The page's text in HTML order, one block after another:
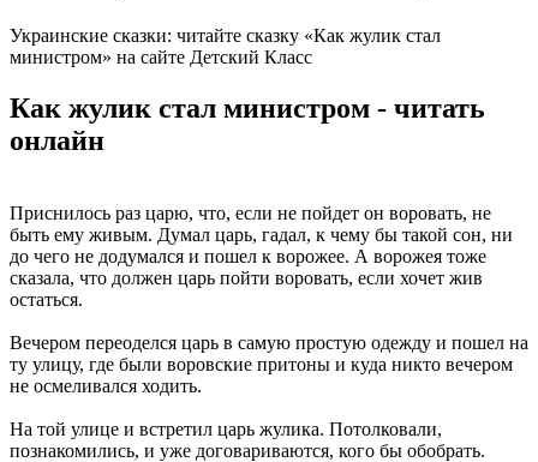
Украинские сказки: читайте сказку «Как жулик стал
министром» на сайте Детский Класс
Как жулик стал министром - читать
онлайн
Приснилось раз царю, что, если не пойдет он воровать, не
быть ему живым. Думал царь, гадал, к чему бы такой сон, ни
до чего не додумался и пошел к ворожее. А ворожея тоже
сказала, что должен царь пойти воровать, если хочет жив
остаться.
Вечером переоделся царь в самую простую одежду и пошел на
ту улицу, где были воровские притоны и куда никто вечером
не осмеливался ходить.
На той улице и встретил царь жулика. Потолковали,
познакомились, и уже договариваются, кого бы обобрать.